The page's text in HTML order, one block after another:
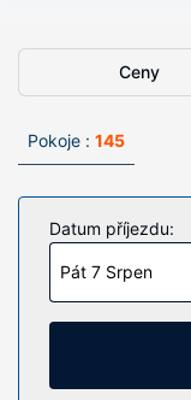
Ceny
Pokoje : 145
Datum příjezdu:
Pát 7 Srpen